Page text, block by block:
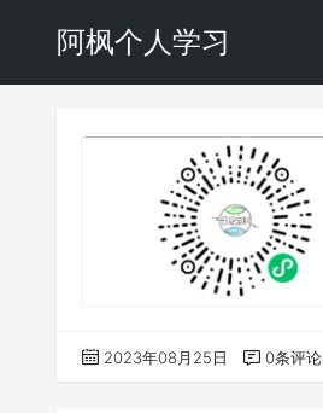
阿枫个人学习
2023年08月25日 0条评论